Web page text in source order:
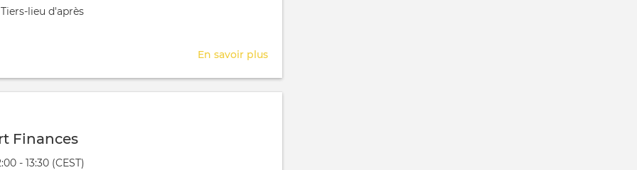
aura lieu au / à
Tiers-lieu d'après
En savoir plus
Expert
Finances
- 13:30 (CEST)